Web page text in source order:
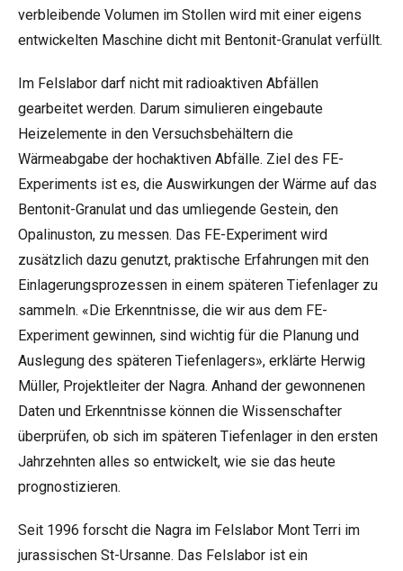
verbleibende Volumen im Stollen wird mit einer eigens
entwickelten Maschine dicht mit Bentonit-Granulat verfüllt.
Im Felslabor darf nicht mit radioaktiven Abfällen
gearbeitet werden. Darum simulieren eingebaute
Heizelemente in den Versuchsbehältern die
Wärmeabgabe der hochaktiven Abfälle. Ziel des FE-
Experiments ist es, die Auswirkungen der Wärme auf das
Bentonit-Granulat und das umliegende Gestein, den
Opalinuston, zu messen. Das FE-Experiment wird
zusätzlich dazu genutzt, praktische Erfahrungen mit den
Einlagerungsprozessen in einem späteren Tiefenlager zu
sammeln. «Die Erkenntnisse, die wir aus dem FE-
Experiment gewinnen, sind wichtig für die Planung und
Auslegung des späteren Tiefenlagers», erklärte Herwig
Müller, Projektleiter der Nagra. Anhand der gewonnenen
Daten und Erkenntnisse können die Wissenschafter
überprüfen, ob sich im späteren Tiefenlager in den ersten
Jahrzehnten alles so entwickelt, wie sie das heute
prognostizieren.
Seit 1996 forscht die Nagra im Felslabor Mont Terri im
jurassischen St-Ursanne. Das Felslabor ist ein